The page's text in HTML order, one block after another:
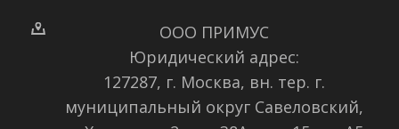
ООО ПРИМУС
Юридический адрес:
127287, г. Москва, вн. тер. г.
муниципальный округ Савеловский,